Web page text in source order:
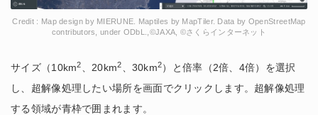
Credit : Map design by MIERUNE. Maptiles by MapTiler. Data by OpenStreetMap
contributors, under ODbL.,©JAXA, ©さくらインターネット
サイズ（10km2、20km2、30km2）と倍率（2倍、4倍）を選択
し、超解像処理したい場所を画面でクリックします。超解像処理
する領域が青枠で囲まれます。